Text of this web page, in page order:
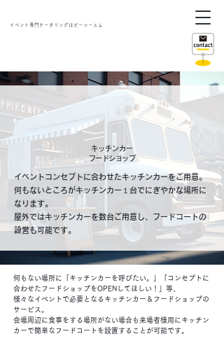
イベント専門ケータリングはピーシーエム
キッチンカー
フードショップ
イベントコンセプトに合わせたキッチンカーをご用意。
何もないところがキッチンカー１台でにぎやかな場所に
なります。
屋外ではキッチンカーを数台ご用意し、フードコートの
設営も可能です。
何もない場所に「キッチンカーを呼びたい。」「コンセプトに
合わせたフードショップをOPENしてほしい！」等、
様々なイベントで必要となるキッチンカー＆フードショップの
サービス。
会場周辺に食事をする場所がない場合も来場者様用にキッチン
カーで簡単なフードコートを設置することが可能です。